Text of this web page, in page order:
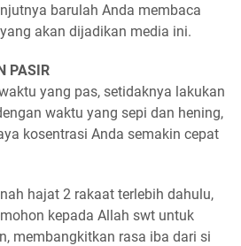
barulah Anda membaca
akan dijadikan media ini.
PASIR
yang pas, setidaknya lakukan
waktu yang sepi dan hening,
kosentrasi Anda semakin cepat
hajat 2 rakaat terlebih dahulu,
kepada Allah swt untuk
membangkitkan rasa iba dari si